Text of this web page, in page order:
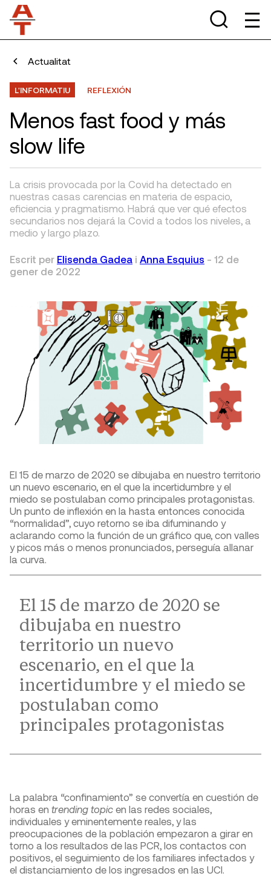
Actualitat
L'INFORMATIU REFLEXIÓN
Menos fast food y más
slow life
La crisis provocada por la Covid ha detectado en
nuestras casas carencias en materia de espacio,
eficiencia y pragmatismo. Habrá que ver qué efectos
secundarios nos dejará la Covid a todos los niveles, a
medio y largo plazo.
Escrit per Elisenda Gadea i Anna Esquius - 12 de
gener de 2022
El 15 de marzo de 2020 se dibujaba en nuestro territorio
un nuevo escenario, en el que la incertidumbre y el
miedo se postulaban como principales protagonistas.
Un punto de inflexión en la hasta entonces conocida
“normalidad”, cuyo retorno se iba difuminando y
aclarando como la función de un gráfico que, con valles
y picos más o menos pronunciados, perseguía allanar
la curva.
El 15 de marzo de 2020 se
dibujaba en nuestro
territorio un nuevo
escenario, en el que la
incertidumbre y el miedo se
postulaban como
principales protagonistas
La palabra “confinamiento” se convertía en cuestión de
horas en trending topic en las redes sociales,
individuales y eminentemente reales, y las
preocupaciones de la población empezaron a girar en
torno a los resultados de las PCR, los contactos con
positivos, el seguimiento de los familiares infectados y
el distanciamiento de los ingresados en las UCI.